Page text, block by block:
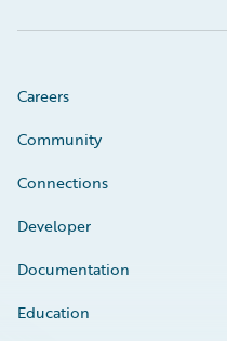
Careers
Community
Connections
Developer
Documentation
Education